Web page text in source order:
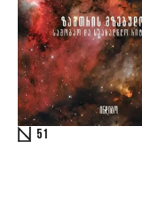
51